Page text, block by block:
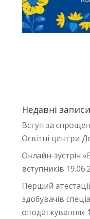
Недавні записи
Вступ за
Освітні центри
Онлайн-зустріч
вступників
Перший
здобувачів
оподаткування»